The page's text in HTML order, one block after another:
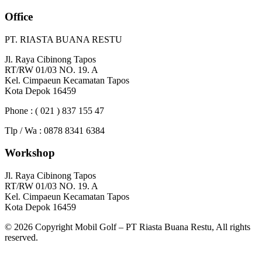
Office
PT. RIASTA BUANA RESTU
Jl. Raya Cibinong Tapos
RT/RW 01/03 NO. 19. A
Kel. Cimpaeun Kecamatan Tapos
Kota Depok 16459
Phone : ( 021 ) 837 155 47
Tlp / Wa : 0878 8341 6384
Workshop
Jl. Raya Cibinong Tapos
RT/RW 01/03 NO. 19. A
Kel. Cimpaeun Kecamatan Tapos
Kota Depok 16459
© 2026 Copyright Mobil Golf – PT Riasta Buana Restu, All rights
reserved.